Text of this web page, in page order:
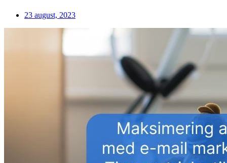
23 august, 2023